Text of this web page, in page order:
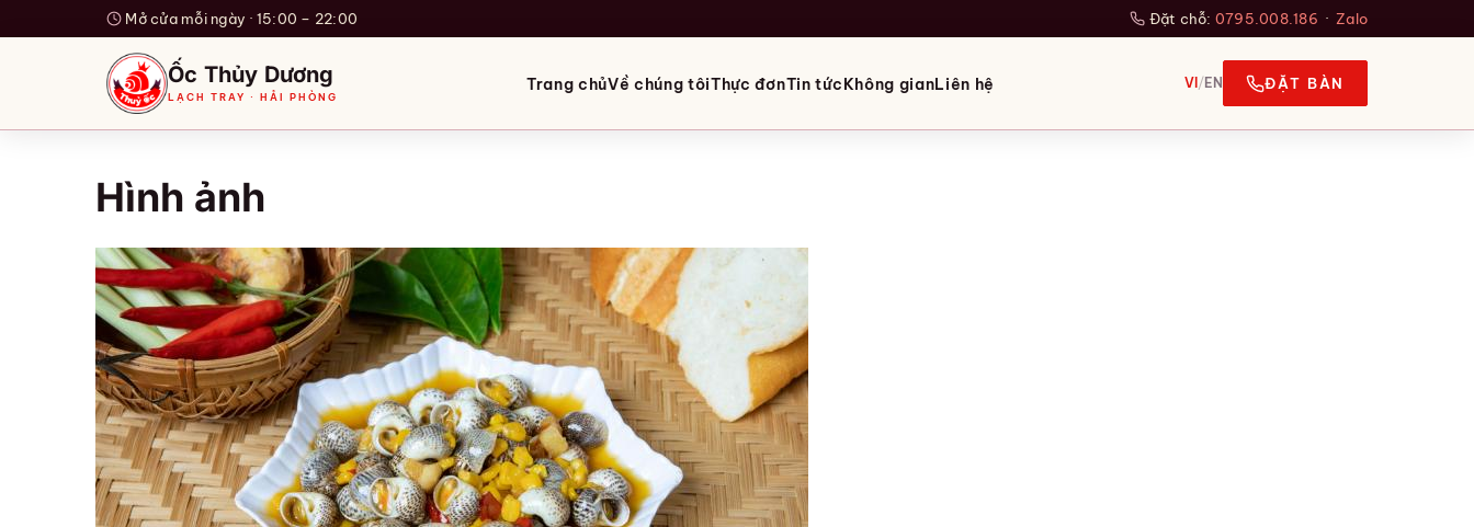
Mở cửa mỗi ngày · 15:00 – 22:00 Đặt chỗ: 0795.008.186 · Zalo
Ốc Thủy Dương
LẠCH TRAY · HẢI PHÒNG
Trang chủVề chúng tôiThực đơnTin tứcKhông gianLiên hệ VI /EN ĐẶT BÀN
Hình ảnh